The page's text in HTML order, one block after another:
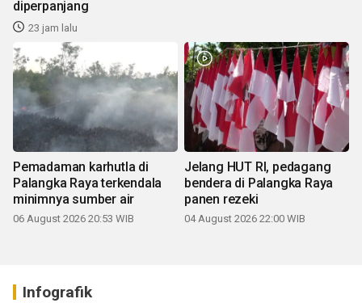
diperpanjang
23 jam lalu
Pemadaman karhutla di
Palangka Raya terkendala
minimnya sumber air
06 August 2026 20:53 WIB
Jelang HUT RI, pedagang
bendera di Palangka Raya
panen rezeki
04 August 2026 22:00 WIB
Infografik